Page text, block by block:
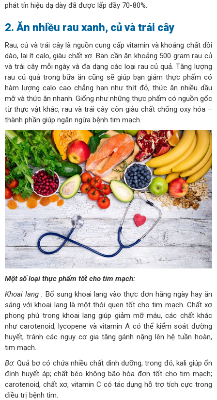
phát tín hiệu dạ dày đã được lấp đầy 70-80%.
2. Ăn nhiều rau xanh, củ và trái cây
Rau, củ và trái cây là nguồn cung cấp vitamin và khoáng chất dồi
dào, lại ít calo, giàu chất xơ. Bạn cần ăn khoảng 500 gram rau củ
và trái cây mỗi ngày và đa dạng các loại rau củ quả. Tăng lượng
rau củ quả trong bữa ăn cũng sẽ giúp bạn giảm thực phẩm có
hàm lượng calo cao chẳng hạn như thịt đỏ, thức ăn nhiều dầu
mỡ và thức ăn nhanh. Giống như những thực phẩm có nguồn gốc
từ thực vật khác, rau và trái cây còn giàu chất chống oxy hóa –
thành phần giúp ngăn ngừa bệnh tim mạch.
Một số loại thực phẩm tốt cho tim mạch:
Khoai lang : Bổ sung khoai lang vào thực đơn hằng ngày hay ăn
sáng với khoai lang là một thói quen tốt cho tim mạch. Chất xơ
phong phú trong khoai lang giúp giảm mỡ máu, các chất khác
như carotenoid, lycopene và vitamin A có thể kiểm soát đường
huyết, tránh các nguy cơ gia tăng gánh nặng lên hệ tuần hoàn,
tim mạch.
Bơ: Quả bơ có chứa nhiều chất dinh dưỡng, trong đó, kali giúp ổn
định huyết áp; chất béo không bão hòa đơn tốt cho tim mạch;
carotenoid, chất xơ, vitamin C có tác dụng hỗ trợ tích cực trong
điều trị bệnh tim.